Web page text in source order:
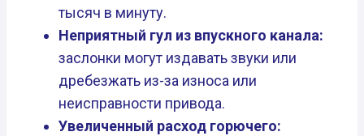
тысяч в минуту.
Неприятный гул из впускного канала:
заслонки могут издавать звуки или
дребезжать из-за износа или
неисправности привода.
Увеличенный расход горючего: